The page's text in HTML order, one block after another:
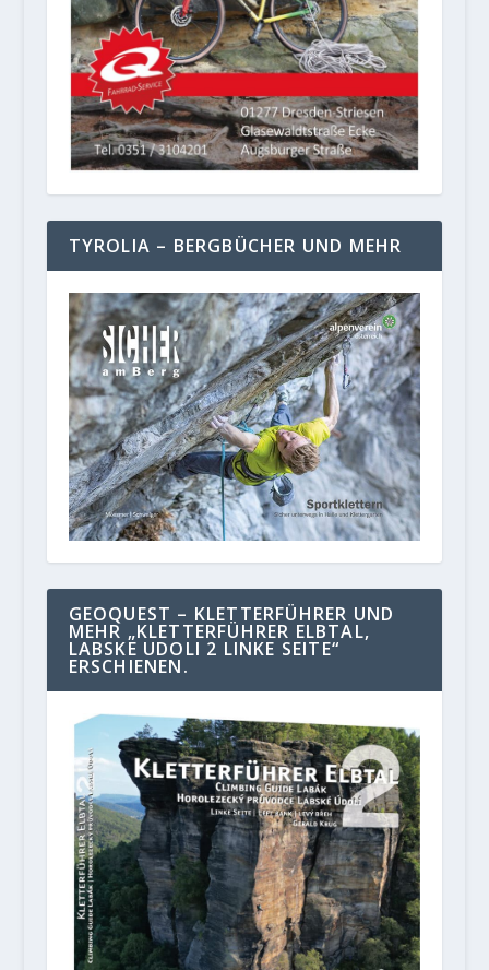
TYROLIA – BERGBÜCHER UND MEHR
GEOQUEST – KLETTERFÜHRER UND
MEHR „KLETTERFÜHRER ELBTAL,
LABSKE UDOLI 2 LINKE SEITE“
ERSCHIENEN.